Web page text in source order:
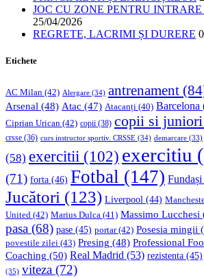
JOC CU ZONE PENTRU
25/04/2026
REGRETE, LACRIMI ȘI DURERE
Etichete
AC Milan (42) Alergare (34) antrenament
Arsenal (48) Atac (47) Atacanți (40) Barcelona
Ciprian Urican (42) copii (38) copii si juniori
crsse (36) curs instructor sportiv. CRSSE (34) demarcare (33)
(58) exercitii (102) exercitiu
(71) forta (46) Fotbal (147) Fundași
Jucători (123) Liverpool (44)
United (42) Marius Dulca (41) Massimo Lucchesi
pasa (68) pase (45) portar(42) Posesia mingii
povestile zilei (43) Presing (48) Professional
Coaching (50) Real Madrid (53) rezistenta (45)
(35) viteza (72)